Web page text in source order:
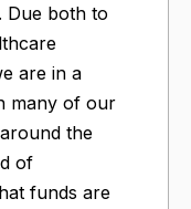
Due both to
are in a
many of our
the
of
funds are